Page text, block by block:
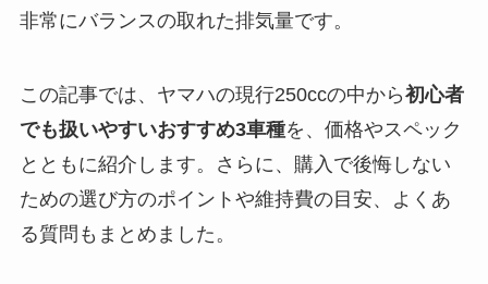
非常にバランスの取れた排気量です。
この記事では、ヤマハの現行250ccの中から初心者
でも扱いやすいおすすめ3車種を、価格やスペック
とともに紹介します。さらに、購入で後悔しない
ための選び方のポイントや維持費の目安、よくあ
る質問もまとめました。